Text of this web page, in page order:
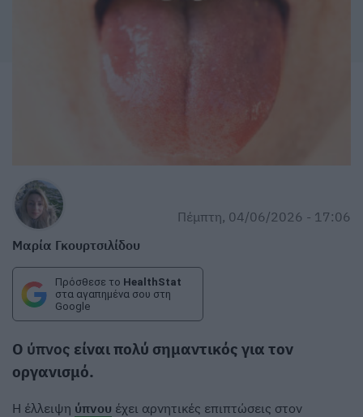
Μαρία Γκουρτσιλίδου
Πέμπτη, 04/06/2026 - 17:06
Πρόσθεσε το HealthStat
στα αγαπημένα σου στη
Google
Ο ύπνος είναι πολύ σημαντικός για τον
οργανισμό.
Η έλλειψη ύπνου έχει αρνητικές επιπτώσεις στον